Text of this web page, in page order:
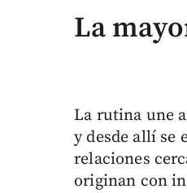
La
La rutina une
y desde allí se
relaciones
originan con